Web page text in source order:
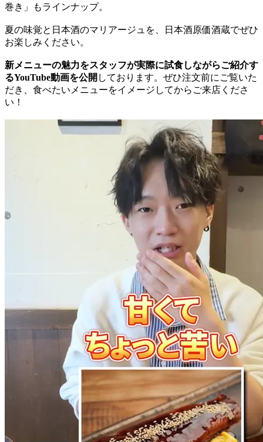
巻き」もラインナップ。
夏の味覚と日本酒のマリアージュを、日本酒原価酒蔵でぜひ
お楽しみください。
新メニューの魅力をスタッフが実際に試食しながらご紹介す
るYouTube動画を公開 しております。ぜひ注文前にご覧いた
だき、食べたいメニューをイメージしてからご来店くださ
い！